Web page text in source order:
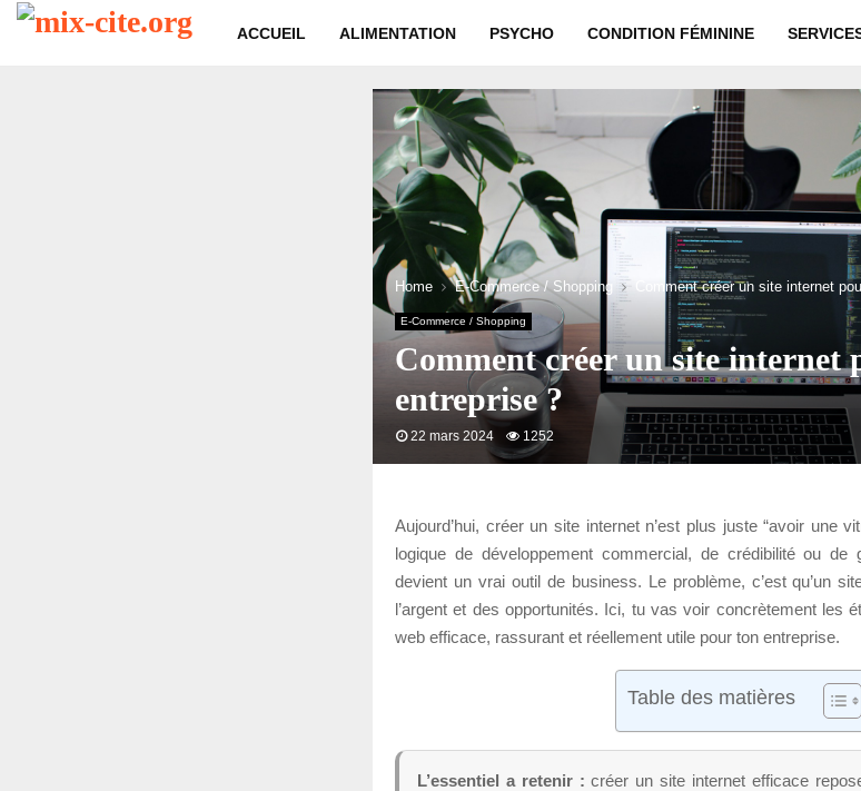
ACCUEIL ALIMENTATION PSYCHO CONDITION FÉMININE
Home E-Commerce / Shopping Comment créer un site internet
E-Commerce / Shopping
Comment créer un site internet
entreprise ?
22 mars 2024 1252
Aujourd’hui, créer un site internet n’est plus juste “avoir une
logique de développement commercial, de crédibilité ou
devient un vrai outil de business. Le problème, c’est qu’un
l’argent et des opportunités. Ici, tu vas voir concrètement les
web efficace, rassurant et réellement utile pour ton entreprise.
Table des matières
L’essentiel a retenir : créer un site internet efficace